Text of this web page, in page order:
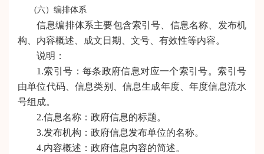
(六）编排体系
信息编排体系主要包含索引号、信息名称、发布机
构、内容概述、成文日期、文号、有效性等内容。
说明：
1.索引号：每条政府信息对应一个索引号。索引号
由单位代码、信息类别、信息生成年度、年度信息流水
号组成。
2.信息名称：政府信息的标题。
3.发布机构：政府信息发布单位的名称。
4.内容概述：政府信息内容的简述。